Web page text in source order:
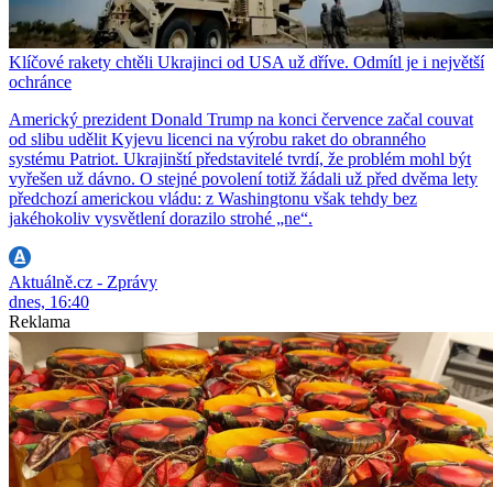
Klíčové rakety chtěli Ukrajinci od USA už dříve. Odmítl je i největší
ochránce
Americký prezident Donald Trump na konci července začal couvat
od slibu udělit Kyjevu licenci na výrobu raket do obranného
systému Patriot. Ukrajinští představitelé tvrdí, že problém mohl být
vyřešen už dávno. O stejné povolení totiž žádali už před dvěma lety
předchozí americkou vládu: z Washingtonu však tehdy bez
jakéhokoliv vysvětlení dorazilo strohé „ne“.
Aktuálně.cz - Zprávy
dnes, 16:40
Reklama